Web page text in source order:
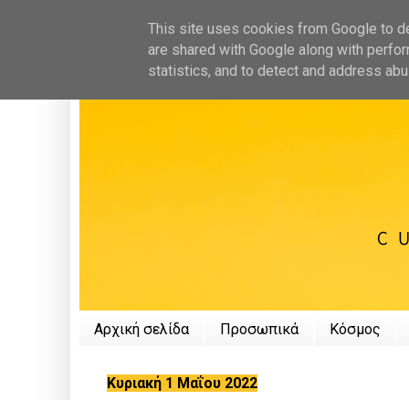
Αρχική σελίδα Προσωπικά Κόσμος
Κυριακή 1 Μαΐου 2022
This site uses cookies from Google to
are shared with Google along with
statistics, and to detect and address